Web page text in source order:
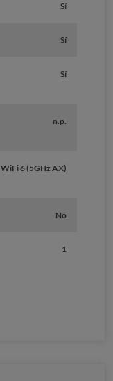
Sí
Sí
Sí
n.p.
WiFi 6 (5GHz AX)
No
1